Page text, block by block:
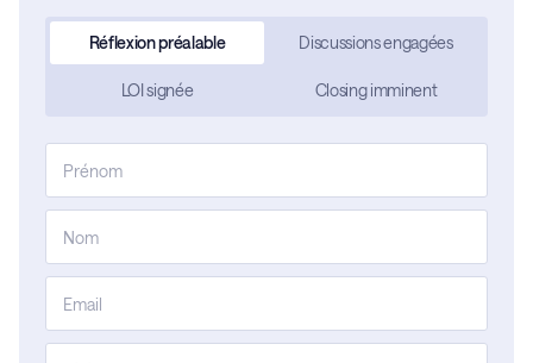
Réflexion préalable Discussions engagées
LOI signée Closing imminent